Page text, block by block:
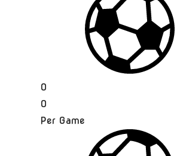
0
0
Per Game